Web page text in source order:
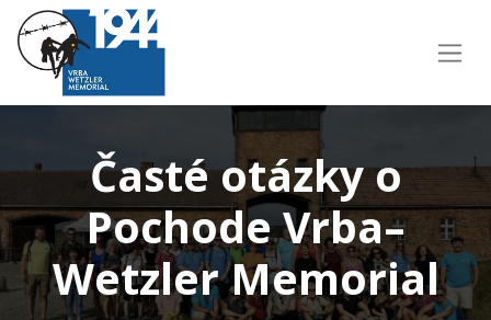
Časté otázky o
Pochode Vrba–
Wetzler Memorial